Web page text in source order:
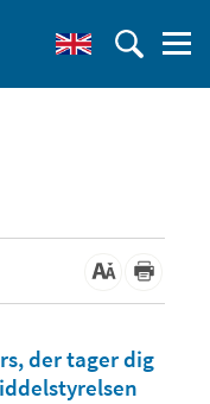
der tager dig